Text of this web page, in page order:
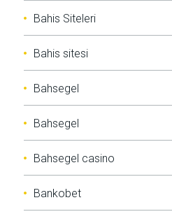
Bahis Siteleri
Bahis sitesi
Bahsegel
Bahsegel
Bahsegel casino
Bankobet